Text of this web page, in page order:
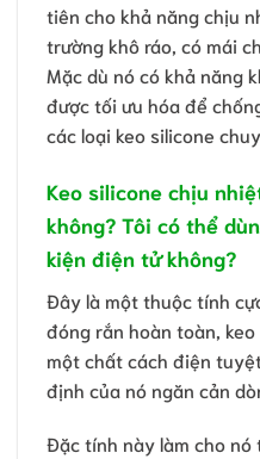
tiên cho khả năng chịu
trường khô ráo, có mái
Mặc dù nó có khả năng
được tối ưu hóa để
các loại keo silicone
Keo silicone chịu
không? Tôi có thể
kiện điện tử không?
Đây là một thuộc tính
đóng rắn hoàn toàn,
một chất cách điện
định của nó ngăn cản
Đặc tính này làm cho